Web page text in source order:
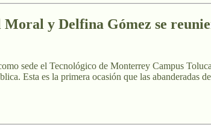
y Delfina Gómez se
sede el Tecnológico de Monterrey Campus
Esta es la primera ocasión que las abanderadas de